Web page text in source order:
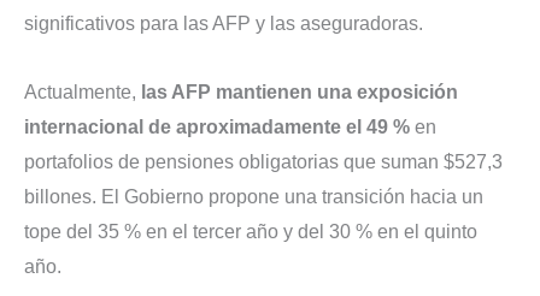
significativos para las AFP y las aseguradoras.
Actualmente, las AFP mantienen una exposición
internacional de aproximadamente el 49 % en
portafolios de pensiones obligatorias que suman $527,3
billones. El Gobierno propone una transición hacia un
tope del 35 % en el tercer año y del 30 % en el quinto
año.